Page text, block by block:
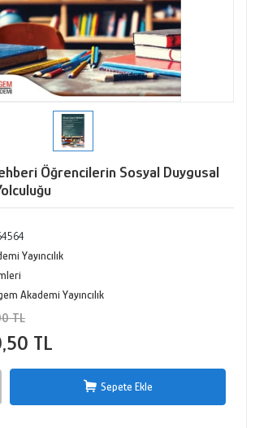
Öğrencilerin Sosyal Duygusal
Yayıncılık
Akademi Yayıncılık
TL
TL
Sepete Ekle